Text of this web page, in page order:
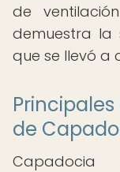
de
demuestra la
que se llevó a
de
Capadocia